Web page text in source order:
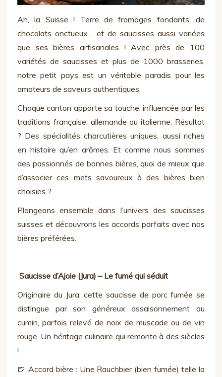
Ah, la Suisse ! Terre de fromages fondants, de
chocolats onctueux… et de saucisses aussi variées
que ses bières artisanales ! Avec près de 100
variétés de saucisses et plus de 1000 brasseries,
notre petit pays est un véritable paradis pour les
amateurs de saveurs authentiques.
Chaque canton apporte sa touche, influencée par les
traditions française, allemande ou italienne. Résultat
? Des spécialités charcutières uniques, aussi riches
en histoire qu’en arômes. Et comme nous sommes
des passionnés de bonnes bières, quoi de mieux que
d’associer ces mets savoureux à des bières bien
choisies ?
Plongeons ensemble dans l’univers des saucisses
suisses et découvrons les accords parfaits avec nos
bières préférées.
Saucisse d’Ajoie (Jura) – Le fumé qui séduit
Originaire du Jura, cette saucisse de porc fumée se
distingue par son généreux assaisonnement au
cumin, parfois relevé de noix de muscade ou de vin
rouge. Un héritage culinaire qui remonte à des siècles
!
🍺 Accord bière : Une Rauchbier (bien fumée) telle la